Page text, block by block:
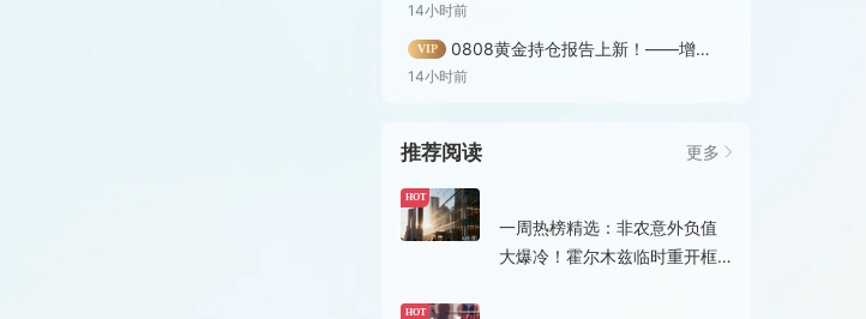
14小时前
VIP 0808黄金持仓报告上新！——增强版
14小时前
推荐阅读 更多
HOT
一周热榜精选：非农意外负值
大爆冷！霍尔木兹临时重开框
HOT